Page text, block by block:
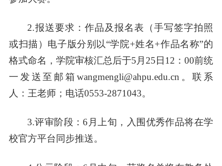
2.报送要求： 作品及报名表（手写签字拍照
或扫描）电子版分别以“学院+姓名+作品名称”的
格式命名 ， 学院审核汇总后于5月25日12：00前统
一 发送至邮箱wangmengli@ahpu.edu.cn 。联系
人：王老师；电话0553-2871043。
3.评审阶段：6月上旬，入围优秀作品将在学
校官方平台同步推送。